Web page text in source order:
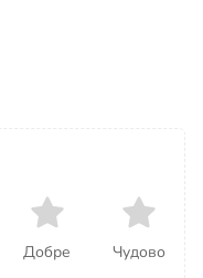
Добре Чудово